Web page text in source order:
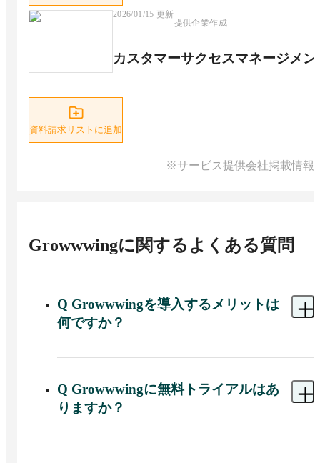
2026/01/15 更新
提供企業作成
カスタマーサクセスマネージメン
資料請求リストに追加
※サービス提供会社掲載情報
Growwwingに関するよくある質問
Q Growwwingを導入するメリットは
何ですか？
A Growwwingを導入することで、顧客情報を専用
いた戦略策定やターゲティングによって効率的な
顧客対応が可能です。活動の選択と集中により無
駄な工数を削減でき、削減したリソースを解約要
のとカスタマーサクセスチームの成長を促進しま
Q Growwwingに無料トライアルはあ
りますか？
A はい、Growwwingには30日間利用できる無料ト